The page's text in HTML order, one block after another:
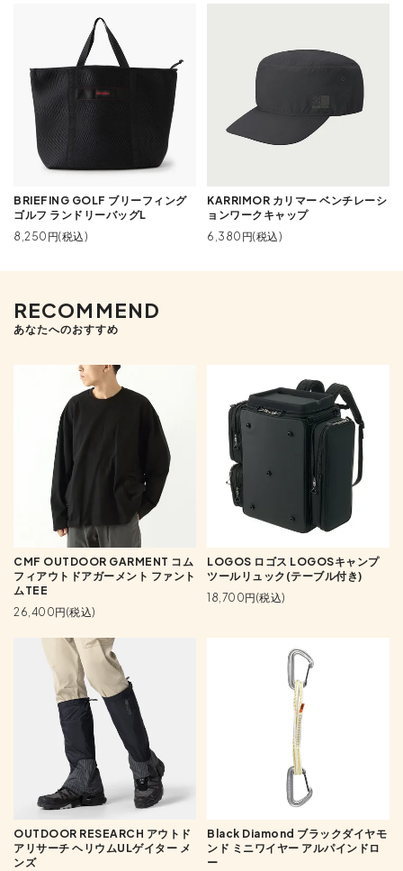
BRIEFING GOLF ブリーフィング
ゴルフ ランドリーバッグL
8,250円(税込)
KARRIMOR カリマー ベンチレーシ
ョンワークキャップ
6,380円(税込)
RECOMMEND
あなたへのおすすめ
CMF OUTDOOR GARMENT コム
フィアウトドアガーメント ファント
ムTEE
26,400円(税込)
LOGOS ロゴス LOGOSキャンプ
ツールリュック(テーブル付き)
18,700円(税込)
OUTDOOR RESEARCH アウトド
アリサーチ ヘリウムULゲイター メ
ンズ
Black Diamond ブラックダイヤモ
ンド ミニワイヤー アルパインドロ
ー